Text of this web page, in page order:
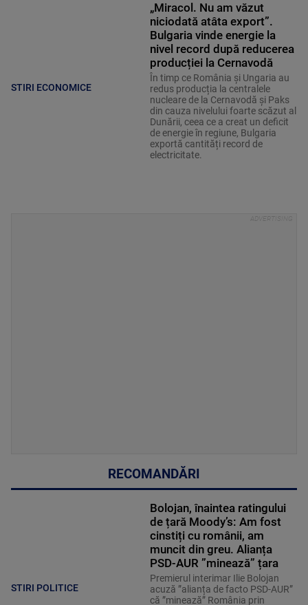
STIRI ECONOMICE
„Miracol. Nu am văzut
niciodată atâta export”.
Bulgaria vinde energie la
nivel record după reducerea
producției la Cernavodă
În timp ce România și Ungaria au
redus producția la centralele
nucleare de la Cernavodă și Paks
din cauza nivelului foarte scăzut al
Dunării, ceea ce a creat un deficit
de energie în regiune, Bulgaria
exportă cantități record de
electricitate.
RECOMANDĂRI
STIRI POLITICE
Bolojan, înaintea ratingului
de țară Moody’s: Am fost
cinstiți cu românii, am
muncit din greu. Alianța
PSD-AUR ”minează” țara
Premierul interimar Ilie Bolojan
acuză ”alianța de facto PSD-AUR”
că ”minează” România prin